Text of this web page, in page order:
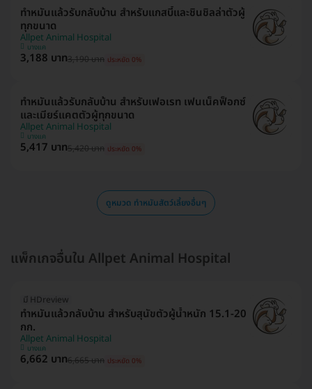
ทำหมันแล้วรับกลับบ้าน สำหรับแกสบี้และชินชิลล่าตัวผู้
ทุกขนาด
Allpet Animal Hospital
บางแค
3,188 บาท3,190 บาท ประหยัด 0%
ทำหมันแล้วรับกลับบ้าน สำหรับเฟอเรท เฟนเน็คฟ็อกซ์
และเมียร์แคตตัวผู้ทุกขนาด
Allpet Animal Hospital
บางแค
5,417 บาท5,420 บาท ประหยัด 0%
ดูหมวด ทำหมันสัตว์เลี้ยงอื่นๆ
แพ็กเกจอื่นใน Allpet Animal Hospital
มี HDreview
ทำหมันแล้วกลับบ้าน สำหรับสุนัขตัวผู้น้ำหนัก 15.1-20
กก.
Allpet Animal Hospital
บางแค
6,662 บาท6,665 บาท ประหยัด 0%